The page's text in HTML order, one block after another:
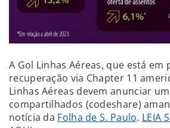
A Gol Linhas Aéreas, que está em
recuperação via Chapter 11
Linhas Aéreas devem anunciar
compartilhados (codeshare)
notícia da Folha de S. Paulo. LEIA